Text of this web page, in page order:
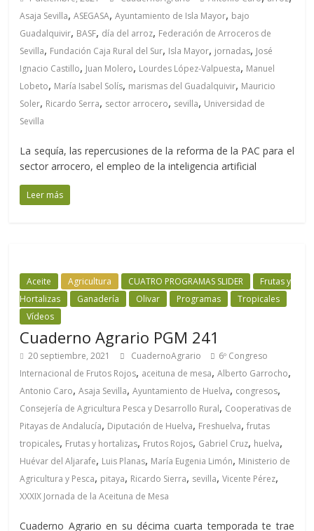
Asaja Sevilla,ASEGASA,Ayuntamiento de Isla Mayor, bajo
Guadalquivir, BASF, día del arroz, Federación de Arroceros de
Sevilla, Fundación Caja Rural del Sur, Isla Mayor, jornadas, José
Ignacio Castillo, Juan Molero, Lourdes López-Valpuesta, Manuel
Lobeto, María Isabel Solís, marismas del Guadalquivir, Mauricio
Soler, Ricardo Serra, sector arrocero, sevilla, Universidad de
Sevilla
La sequía, las repercusiones de la reforma de la PAC para el
sector arrocero, el empleo de la inteligencia artificial
Leer más
Aceite Agricultura CUATRO PROGRAMAS SLIDER
Frutas y
Hortalizas
Ganadería Olivar Programas
Tropicales
Vídeos
Cuaderno Agrario PGM 241
20 septiembre, 2021 CuadernoAgrario
6º Congreso
Internacional de Frutos Rojos, aceituna de mesa,Alberto Garrocho,
Antonio Caro,Asaja Sevilla,Ayuntamiento de Huelva, congresos,
Consejería de Agricultura Pesca y Desarrollo Rural, Cooperativas de
Pitayas de Andalucía, Diputación de Huelva, Freshuelva,frutas
tropicales, Frutas y hortalizas, Frutos Rojos, Gabriel Cruz, huelva,
Huévar del Aljarafe, Luis Planas, María Eugenia Limón, Ministerio de
Agricultura y Pesca, pitaya, Ricardo Sierra, sevilla,Vicente Pérez,
XXXIX Jornada de la Aceituna de Mesa
Cuaderno Agrario en su décima cuarta temporada te trae